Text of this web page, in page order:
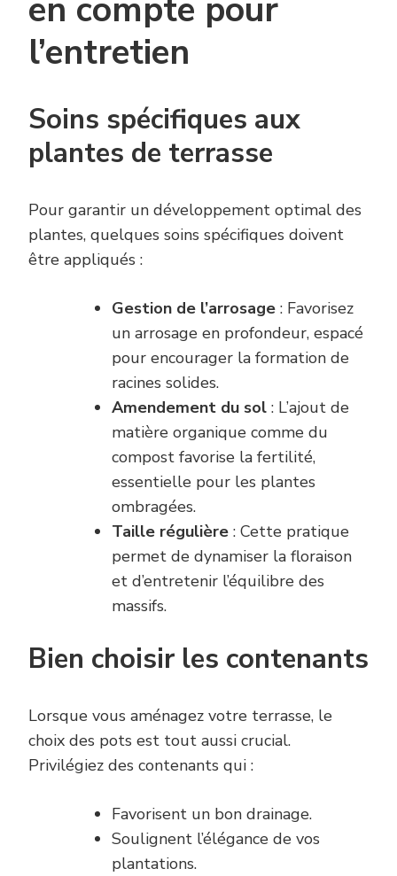
en compte pour
l’entretien
Soins spécifiques aux
plantes de terrasse
Pour garantir un développement optimal des
plantes, quelques soins spécifiques doivent
être appliqués :
Gestion de l’arrosage : Favorisez
un arrosage en profondeur, espacé
pour encourager la formation de
racines solides.
Amendement du sol : L’ajout de
matière organique comme du
compost favorise la fertilité,
essentielle pour les plantes
ombragées.
Taille régulière : Cette pratique
permet de dynamiser la floraison
et d’entretenir l’équilibre des
massifs.
Bien choisir les contenants
Lorsque vous aménagez votre terrasse, le
choix des pots est tout aussi crucial.
Privilégiez des contenants qui :
Favorisent un bon drainage.
Soulignent l’élégance de vos
plantations.